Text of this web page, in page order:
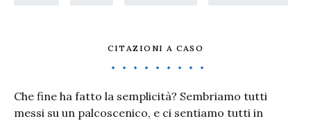
CITAZIONI A CASO
Che fine ha fatto la semplicità? Sembriamo tutti
messi su un palcoscenico, e ci sentiamo tutti in